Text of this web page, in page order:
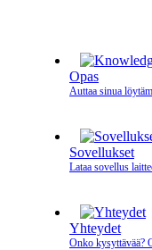
Opas
Auttaa sinua
Sovellukset
Lataa sovellus
Yhteydet
Onko kysyttävää?